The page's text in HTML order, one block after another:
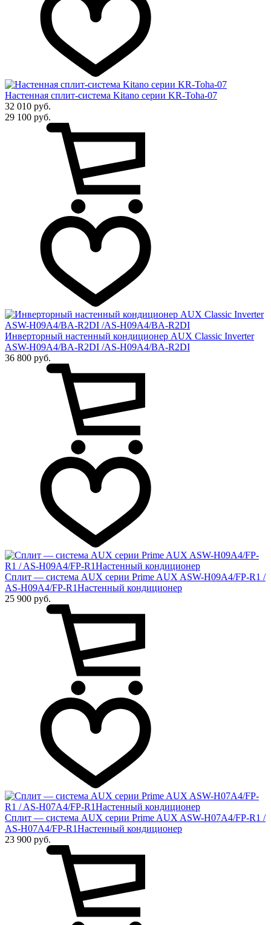
Настенная сплит-система Kitano серии KR-Toha-07
32 010 руб.
29 100 руб.
Инверторный настенный кондиционер AUX Сlassic Inverter
ASW-H09A4/BA-R2DI /AS-H09A4/BA-R2DI
36 800 руб.
Сплит — система AUX серии Prime AUX ASW-H09A4/FP-R1 /
AS-H09A4/FP-R1Настенный кондиционер
25 900 руб.
Сплит — система AUX серии Prime AUX ASW-H07A4/FP-R1 /
AS-H07A4/FP-R1Настенный кондиционер
23 900 руб.